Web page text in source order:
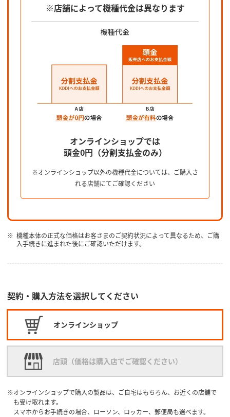
※店舗によって機種代金は異なります
オンラインショップでは
頭金0円（分割支払金のみ）
※オンラインショップ以外の機種代金については、ご購入さ
れる店舗にてご確認ください
機種本体の正式な価格はお客さまのご契約状況によって異なるため、ご購
入手続きに進まれた後にご確認いただけます。
契約・購入方法を選択してください
オンラインショップ
店頭（価格は購入店でご確認ください）
オンラインショップで購入の製品は、ご自宅はもちろん、お近くの店舗で
も受け取れます。
スマホからお手続きの場合、ローソン、ロッカー、郵便局も選べます。